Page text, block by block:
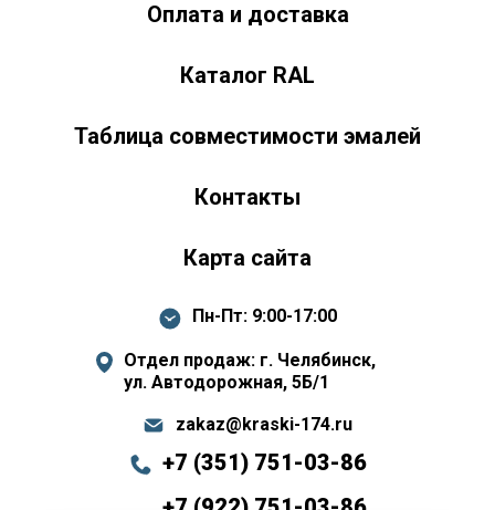
Оплата и доставка
Каталог RAL
Таблица совместимости эмалей
Контакты
Карта сайта
Пн-Пт: 9:00-17:00
Отдел продаж: г. Челябинск,
ул. Автодорожная, 5Б/1
zakaz@kraski-174.ru
+7 (351) 751-03-86